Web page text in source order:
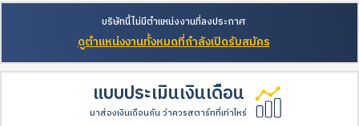
บริษัทนี้ไม่มีตำแหน่งงานที่ลงประกาศ
ดูตำแหน่งงานทั้งหมดที่กำลังเปิดรับสมัคร
แบบประเมินเงินเดือน
มาส่องเงินเดือนกัน ว่าควรสตาร์ทที่เท่าไหร่